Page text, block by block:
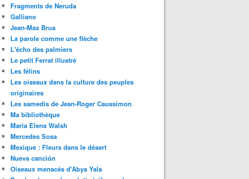
Fragments de Neruda
Galliano
Jean-Max Brua
La parole comme une flèche
L'écho des palmiers
Le petit Ferrat illustré
Les félins
Les oiseaux dans la culture des peuples
originaires
Les samedis de Jean-Roger Caussimon
Ma bibliothèque
Maria Elena Walsh
Mercedes Sosa
Mexique : Fleurs dans le désert
Nueva canción
Oiseaux menacés d'Abya Yala